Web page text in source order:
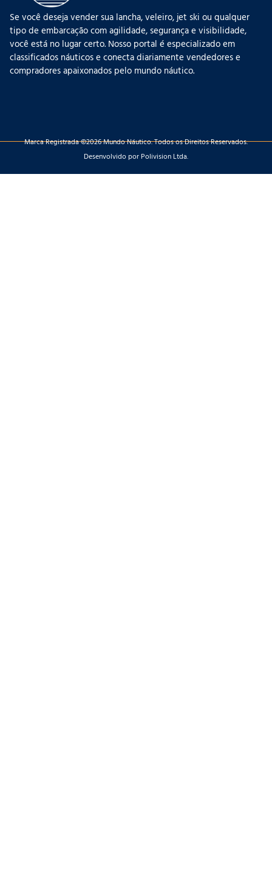
Se você deseja vender sua lancha, veleiro, jet ski ou qualquer
tipo de embarcação com agilidade, segurança e visibilidade,
você está no lugar certo. Nosso portal é especializado em
classificados náuticos e conecta diariamente vendedores e
compradores apaixonados pelo mundo náutico.
Marca Registrada ©2026 Mundo Náutico. Todos os Direitos Reservados.
Desenvolvido por Polivision Ltda.